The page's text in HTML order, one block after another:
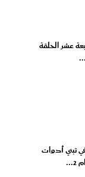
عشر الحلقة
تبني أدوات